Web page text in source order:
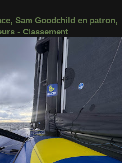
Sam Goodchild en patron,
- Classement